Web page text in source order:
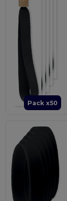
Pack x50